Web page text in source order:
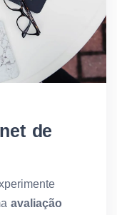
de
avaliação